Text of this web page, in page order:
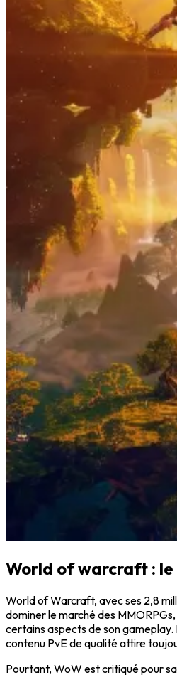
World of warcraft : le
World of Warcraft, avec ses 2,8
dominer le marché des
certains aspects de son
contenu PvE de qualitéattire
Pourtant, WoW est critiqué pour